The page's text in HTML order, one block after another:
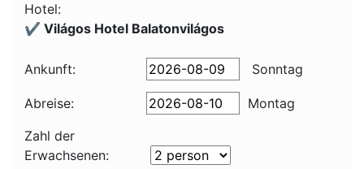
Hotel:
✔️ Világos Hotel Balatonvilágos
Ankunft: Sonntag
Abreise:
Montag
Zahl der
Erwachsenen: